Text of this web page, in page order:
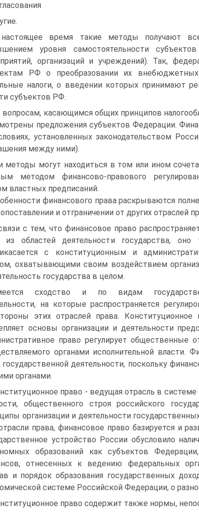
время такие методы получают
уровня самостоятельности
организаций и учреждений). Так,
РФ о преобразовании их
налоги, о введении которых принимают
субъектов РФ.
вопросам, касающимся общих принципов
предложения субъектов Федерации.
установленных законодательством
между ними).
методы могут находиться в том или ином
методом финансово-правового
властных предписаний.
финансового права раскрываются
и отграничении от других отраслей
с тем, что финансовое право
из областей деятельности государства, оно
с конституционным и
охватывающими своим воздействием
государства в целом.
сходство и по видам
на которые распространяется
этих отраслей права. Конституционное
основы организации и деятельности
право регулирует общественные
органами исполнительной власти.
государственной деятельности, поскольку
органами.
право - ведущая отрасль в
общественного строя российского
организации и деятельности
права, финансовое право базируется и
устройство России обусловило
образований как субъектов
отнесенных к ведению федеральных
и порядок образования государственных
системе Российской Федерации, о
право содержит также нормы,